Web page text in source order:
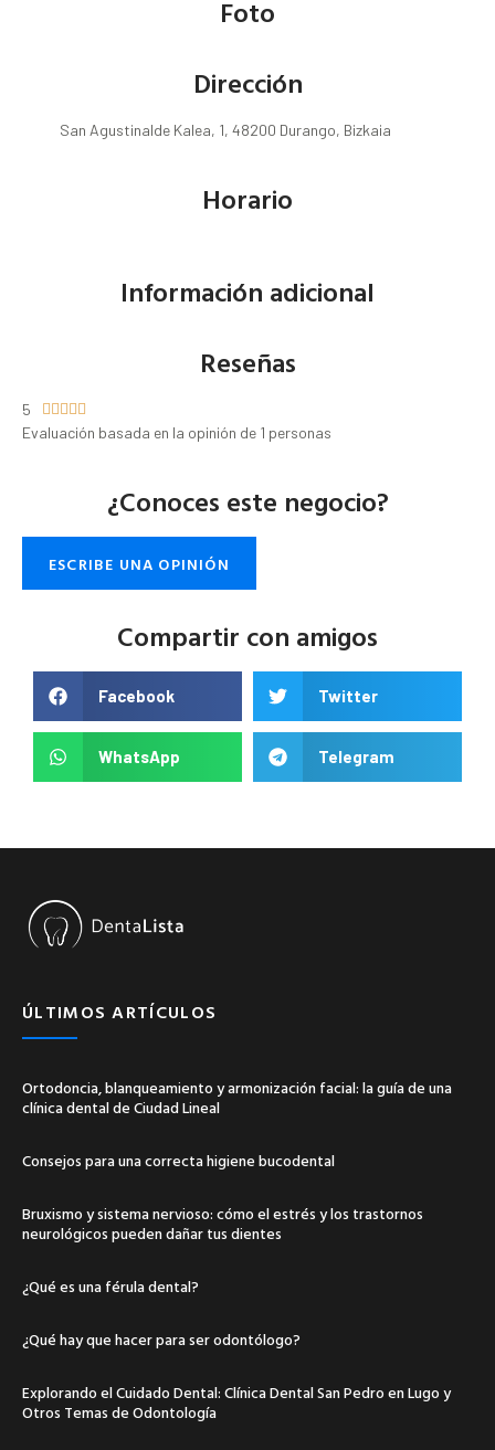
Foto
Dirección
San Agustinalde Kalea, 1, 48200 Durango, Bizkaia
Horario
Información adicional
Reseñas
5     
Evaluación basada en la opinión de 1 personas
¿Conoces este negocio?
ESCRIBE UNA OPINIÓN
Compartir con amigos
Facebook Twitter
WhatsApp Telegram
ÚLTIMOS ARTÍCULOS
Ortodoncia, blanqueamiento y armonización facial: la guía de una
clínica dental de Ciudad Lineal
Consejos para una correcta higiene bucodental
Bruxismo y sistema nervioso: cómo el estrés y los trastornos
neurológicos pueden dañar tus dientes
¿Qué es una férula dental?
¿Qué hay que hacer para ser odontólogo?
Explorando el Cuidado Dental: Clínica Dental San Pedro en Lugo y
Otros Temas de Odontología